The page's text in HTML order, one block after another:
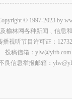
© 1997-2023 by
榆林网各种新闻﹑信
视听节目许可证：
稿信箱：ylw@ylrb.com
信息举报邮箱：